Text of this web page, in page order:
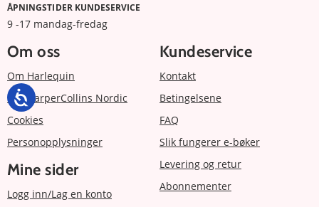
ÅPNINGSTIDER KUNDESERVICE
9 -17 mandag-fredag
Om oss
Om Harlequin
Om HarperCollins Nordic
Cookies
Personopplysninger
Mine sider
Logg inn/Lag en konto
Kundeservice
Kontakt
Betingelsene
FAQ
Slik fungerer e-bøker
Levering og retur
Abonnementer